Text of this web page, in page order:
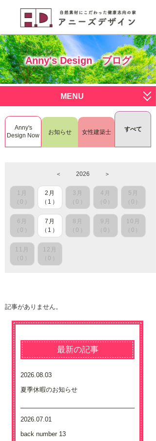
Anny's Design ブログ
MENU
サービス一覧
すまいく
RenoDeco
L.I.S.H
施工写真
スタッフ募集
お問い合わせはこちら
Anny's
Design Now
お知らせ 女性建築士 すべて
＜ 2026 ＞
1月
（0）
2月
（1）
3月
（0）
4月
（0）
5月
（0）
6月
（0）
7月
（1）
8月
（0）
9月
（0）
10月
（0）
11月
（0）
12月
（0）
記事がありません。
最新の記事
2026.08.03
夏季休暇のお知らせ
2026.07.01
back number 13